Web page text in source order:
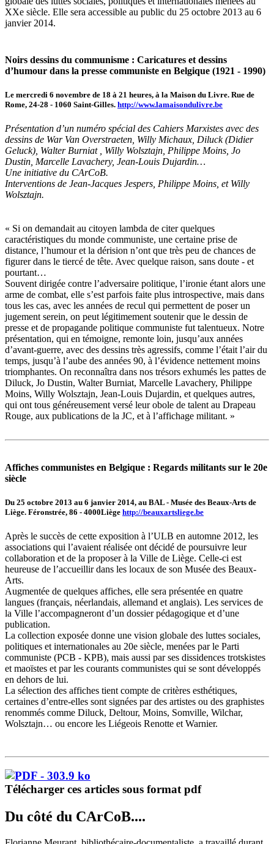
XXe siècle. Elle sera accessible au public du 25 octobre 2013 au 6
janvier 2014.
Noirs dessins du communisme : Caricatures et dessins
d’humour dans la presse communiste en Belgique (1921 - 1990)
Le mercredi 6 novembre de 18 à 21 heures, à la Maison du Livre. Rue de
Rome, 24-28 - 1060 Saint-Gilles. http://www.lamaisondulivre.be
Présentation d’un numéro spécial des Cahiers Marxistes avec des
dessins de War Van Overstraeten, Willy Michaux, Diluck (Didier
Geluck), Walter Burniat , Willy Wolsztajn, Philippe Moins, Jo
Dustin, Marcelle Lavachery, Jean-Louis Dujardin…
Une initiative du CArCoB.
Interventions de Jean-Jacques Jespers, Philippe Moins, et Willy
Wolsztajn.
« Si on demandait au citoyen lambda de citer quelques
caractéristiques du monde communiste, une certaine prise de
distance, l’humour et la dérision n’ont que très peu de chances de
figurer dans le tiercé de tête. Avec quelque raison, sans doute - et
pourtant…
Souvent dirigée contre l’adversaire politique, l’ironie étant alors une
arme de combat, elle s’est parfois faite plus introspective, mais dans
tous les cas, avec les années de recul qui permettent de poser un
jugement serein, on peut légitimement soutenir que le dessin de
presse et de propagande politique communiste fut talentueux. Notre
présentation, qui en témoigne, remonte loin, jusqu’aux années
d’avant-guerre, avec des dessins très agressifs, comme l’était l’air du
temps, jusqu’à l’aube des années 90, à l’évidence nettement moins
triomphantes. On reconnaîtra dans nos trésors exhumés les pattes de
Diluck, Jo Dustin, Walter Burniat, Marcelle Lavachery, Philippe
Moins, Willy Wolsztajn, Jean-Louis Dujardin, et quelques autres,
qui ont tous généreusement versé leur obole de talent au Drapeau
Rouge, aux publications de la JC, et à l’affichage militant. »
Affiches communistes en Belgique : Regards militants sur le 20e
siècle
Du 25 octobre 2013 au 6 janvier 2014, au BAL - Musée des Beaux-Arts de
Liège. Féronstrée, 86 - 4000Liège http://beauxartsliege.be
Après le succès de cette exposition à l’ULB en automne 2012, les
associations qui l’avaient réalisée ont décidé de poursuivre leur
collaboration et de la proposer à la Ville de Liège. Celle-ci est
heureuse de l’accueillir dans les locaux de son Musée des Beaux-
Arts.
Augmentée de quelques affiches, elle sera présentée en quatre
langues (français, néerlandais, allemand et anglais). Les services de
la Ville l’accompagneront d’un dossier pédagogique et d’une
publication.
La collection exposée donne une vision globale des luttes sociales,
politiques et internationales au 20e siècle, menées par le Parti
communiste (PCB - KPB), mais aussi par ses dissidences trotskistes
et maoïstes et par les courants communistes qui se sont développés
en dehors de lui.
La sélection des affiches tient compte de critères esthétiques,
certaines d’entre-elles sont signées par des artistes ou des graphistes
renommés comme Diluck, Deltour, Moins, Somville, Wilchar,
Wolsztajn… ou encore les Liégeois Renotte et Warnier.
Télécharger ces articles sous format pdf
Du côté du CArCoB....